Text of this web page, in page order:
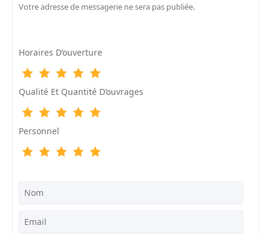
Votre adresse de messagerie ne sera pas publiée.
Horaires D’ouverture
Qualité Et Quantité D’ouvrages
Personnel